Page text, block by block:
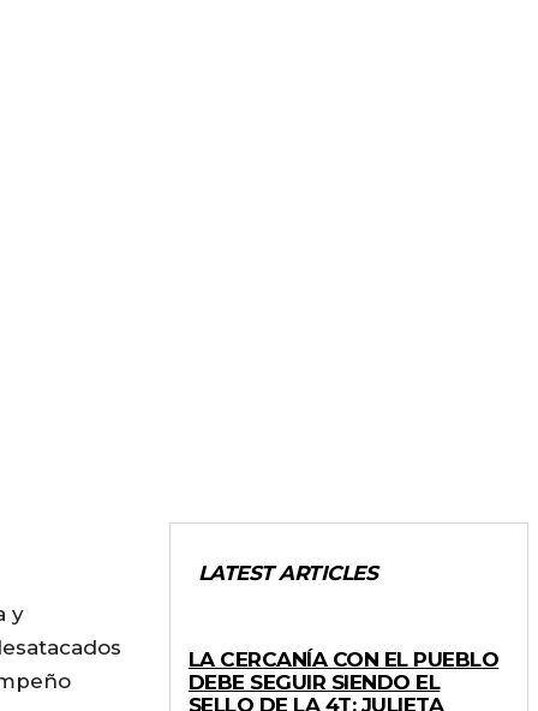
y
LATEST ARTICLES
LA CERCANÍA CON EL PUEBLO
DEBE SEGUIR SIENDO EL
SELLO DE LA 4T: JULIETA